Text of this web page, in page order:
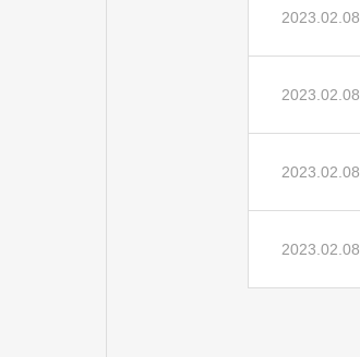
2023.02.08
2023.02.08
2023.02.08
2023.02.08